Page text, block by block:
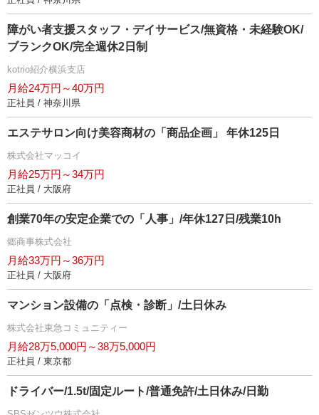
障がい者支援スタッフ・デイサービス/無資格・未経験OK/
ブランクOK/完全週休2日制
kotrio紹介横浜支店
月給24万円～40万円
正社員 / 神奈川県
エステサロン向け美容商材の「商品企画」 年休125日
株式会社マッコイ
月給25万円～34万円
正社員 / 大阪府
創業70年の安定企業での「人事」/年休127日/残業10h
郷商事株式会社
月給33万円～36万円
正社員 / 大阪府
マンション設備の「点検・診断」/土日休み
株式会社東急コミュニティー
月給28万5,000円～38万5,000円
正社員 / 東京都
ドライバー/1.5t/固定ルート/普通免許/土日休み/日勤